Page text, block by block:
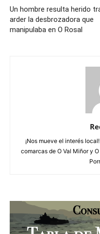
Un hombre resulta herido
arder la desbrozadora que
manipulaba en O Rosal
¡Nos mueve el interés
comarcas de O Val Miñor y